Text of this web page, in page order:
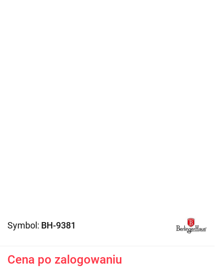
Symbol: BH-9381
Cena po zalogowaniu